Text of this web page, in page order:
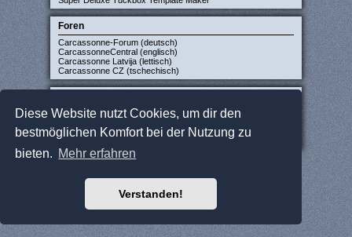
Diese Website nutzt Cookies, um dir den
bestmöglichen Komfort bei der Nutzung zu
bieten. Mehr erfahren
Verstanden!
Foren
Carcassonne-Forum (deutsch)
CarcassonneCentral (englisch)
Carcassonne Latvija (lettisch)
Carcassonne CZ (tschechisch)
JCloisterZone
WikiCarpedia
BoardGameGeek